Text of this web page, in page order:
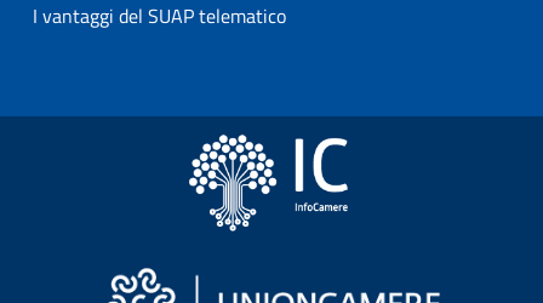
I vantaggi del SUAP telematico